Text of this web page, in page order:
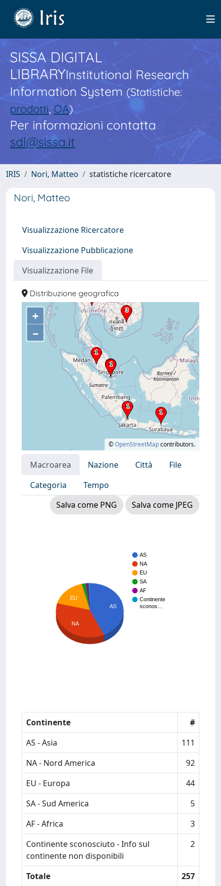
SISSA DIGITAL
LIBRARYInstitutional Research
Information System(Statistiche:
prodotti,OA)
Per informazioni contatta
sdl@sissa.it
IRIS Nori, Matteo statistiche ricercatore
Nori, Matteo
Visualizzazione Ricercatore
Visualizzazione Pubblicazione
Visualizzazione File
Distribuzione geografica
+
–
©OpenStreetMapcontributors.
Macroarea Nazione Città
File
Categoria
Tempo
Salva come PNG
Salva come JPEG
AS
NA
EU
SA
AF
Continente
sconos…
AS
EU
NA
Continente
#
AS - Asia
111
NA - Nord America
92
EU - Europa
44
SA - Sud America
5
AF - Africa
3
Continente sconosciuto - Info sul
continente non disponibili
2
Totale 257